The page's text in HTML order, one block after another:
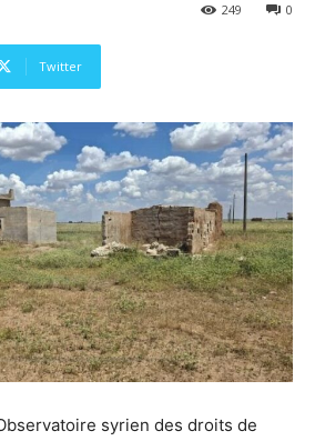
0
249
Twitter
syrien des droits de